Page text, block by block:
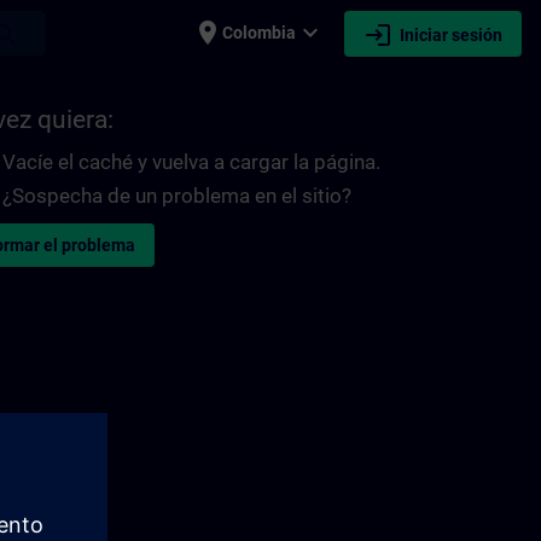
place Colombia expand_more login Iniciar sesión
quiera:
Vacíe el caché y vuelva a cargar la página.
¿Sospecha de un problema en el sitio?
el problema